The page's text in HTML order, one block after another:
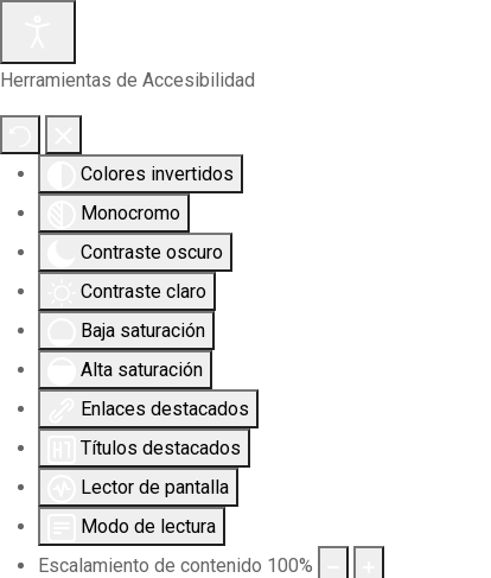
Herramientas de Accesibilidad
Colores invertidos
Monocromo
Contraste oscuro
Contraste claro
Baja saturación
Alta saturación
Enlaces destacados
Títulos destacados
Lector de pantalla
Modo de lectura
Escalamiento de contenido 100%